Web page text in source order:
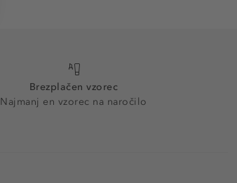
Brezplačen vzorec
Najmanj en vzorec na naročilo